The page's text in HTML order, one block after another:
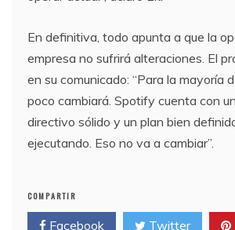
En definitiva, todo apunta a que la
empresa no sufrirá alteraciones. El
en su comunicado: “Para la mayoría
poco cambiará. Spotify cuenta con
directivo sólido y un plan bien
ejecutando. Eso no va a cambiar”.
COMPARTIR
Facebook Twitter